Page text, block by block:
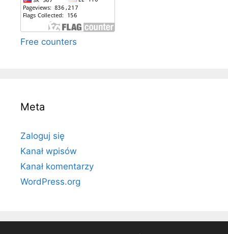
Free counters
Meta
Zaloguj się
Kanał wpisów
Kanał komentarzy
WordPress.org